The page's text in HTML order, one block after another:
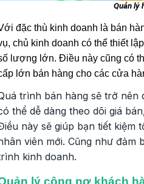
Quản lý
đặc thù kinh doanh là bán
chủ kinh doanh có thể thiết
lượng lớn. Điều này cũng có
lớn bán hàng cho các cửa
trình bán hàng sẽ trở nên
thể dễ dàng theo dõi giá
này sẽ giúp bạn tiết kiệm
viên mới. Cũng như
kinh doanh.
lý công nợ khách